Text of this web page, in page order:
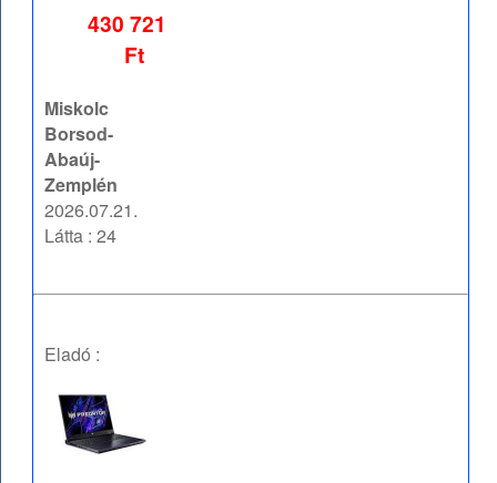
430 721
Ft
Miskolc
Borsod-
Abaúj-
Zemplén
2026.07.21.
Látta : 24
Eladó :